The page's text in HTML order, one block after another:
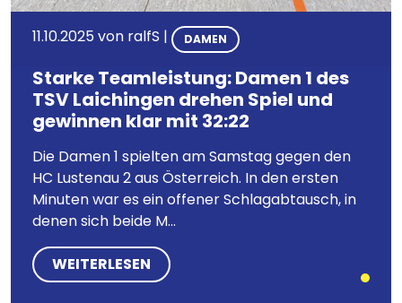
11.10.2025 von ralfS | DAMEN
Starke Teamleistung: Damen 1 des
TSV Laichingen drehen Spiel und
gewinnen klar mit 32:22
Die Damen 1 spielten am Samstag gegen den
HC Lustenau 2 aus Österreich. In den ersten
Minuten war es ein offener Schlagabtausch, in
denen sich beide M...
WEITERLESEN